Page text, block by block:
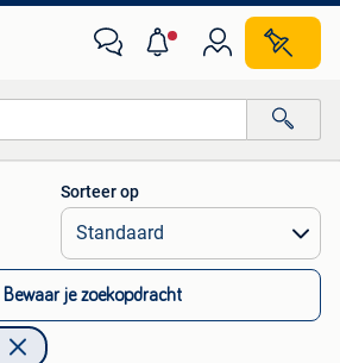
Alle afstanden…
Sorteer op
Bewaar je zoekopdracht